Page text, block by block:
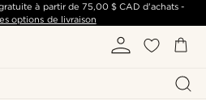
à partir de 75,00 $ CAD d'achats -
options de livraison